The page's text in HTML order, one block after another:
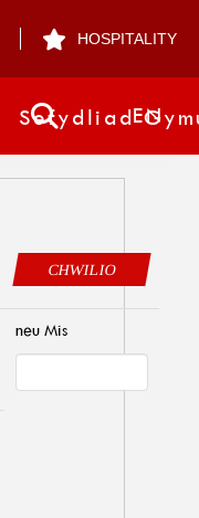
HOSPITALITY
SefydliadEN
CHWILIO
neu Mis